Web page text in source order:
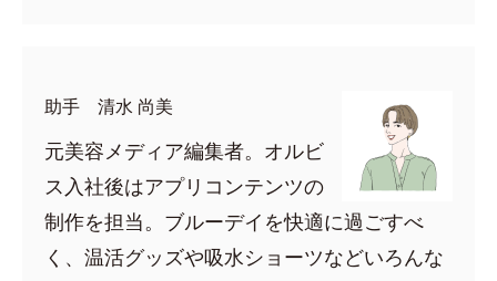
助手 清水 尚美
元美容メディア編集者。オルビ
ス入社後はアプリコンテンツの
制作を担当。ブルーデイを快適に過ごすべ
く、温活グッズや吸水ショーツなどいろんな